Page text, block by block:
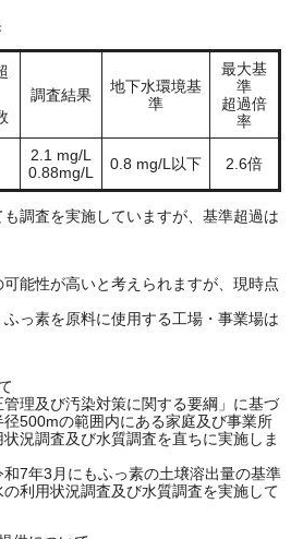
調査結果
地下水環境基
準
最大基
準
超過倍
率
2.1 mg/L
0.88mg/L
0.8 mg/L以下 2.6倍
調査を実施していますが、基準超過は
能性が高いと考えられますが、現時点
っ素を原料に使用する工場・事業場は
理及び汚染対策に関する要綱」に基づ
500mの範囲内にある家庭及び事業所
況調査及び水質調査を直ちに実施しま
7年3月にもふっ素の土壌溶出量の基準
利用状況調査及び水質調査を実施して